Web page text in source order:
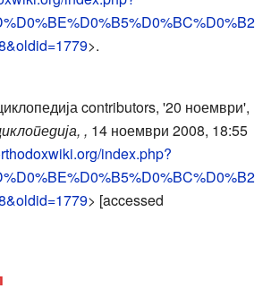
>.
contributors, '20 ноември',
, 14 ноември 2008, 18:55
index.php?
> [accessed